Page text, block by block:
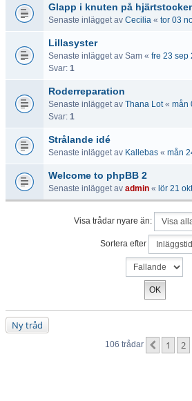
Glapp i knuten på
Senaste inlägget av Cecilia « tor 03
Lillasyster
Senaste inlägget av Sam « fre 23 sep
Svar: 1
Roderreparation
Senaste inlägget av Thana Lot« mån
Svar: 1
Strålande idé
Senaste inlägget av Kallebas « mån
Welcome to phpBB 2
Senaste inlägget av admin « lör 21
Visa trådar nyare än:
Sortera efter
Ny tråd
106 trådar 1 2